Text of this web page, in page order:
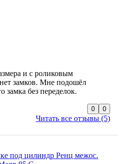
и с роликовым
замков. Мне подошёл
замка без переделок.
Читать все отзывы (5)
0 0